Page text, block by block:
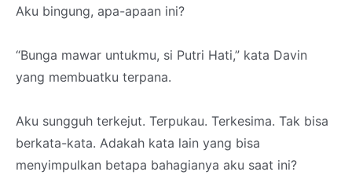
Aku bingung, apa-apaan ini?
“Bunga mawar untukmu, si Putri Hati,” kata Davin
yang membuatku terpana.
Aku sungguh terkejut. Terpukau. Terkesima. Tak bisa
berkata-kata. Adakah kata lain yang bisa
menyimpulkan betapa bahagianya aku saat ini?